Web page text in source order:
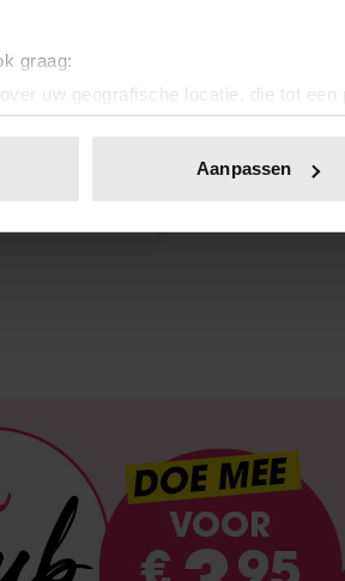
graag:
uw geografische locatie, die tot
door het actief te scannen op
of intrekken in de
en advertenties te personaliseren,
delen we informatie over uw
Deze partners kunnen deze gegevens
op basis van uw gebruik van
Aanpassen